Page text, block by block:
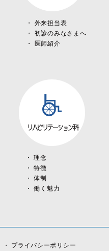
外来担当表
初診のみなさまへ
医師紹介
リハビリテーション科
理念
特徴
体制
働く魅力
プライバシーポリシー